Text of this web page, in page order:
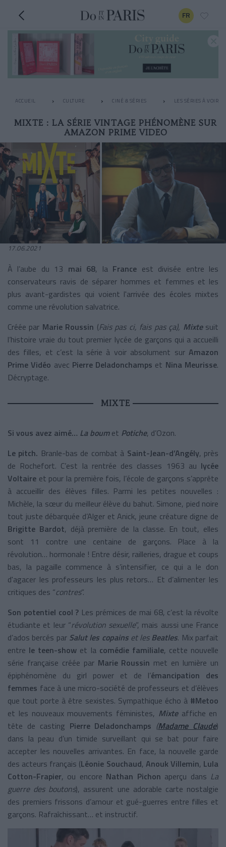
FR
ACCUEIL CULTURE CINÉ & SÉRIES LES SÉRIES À VOIR
MIXTE : LA SÉRIE VINTAGE PHÉNOMÈNE SUR
AMAZON PRIME VIDEO
17.06.2021
À l’aube du 13 mai 68, la France est divisée entre les
conservateurs ravis de séparer hommes et femmes et les
plus avant-gardistes qui voient l'arrivée des écoles mixtes
comme une révolution salvatrice.
Créée par Marie Roussin (Fais pas ci, fais pas ça), Mixte suit
l’histoire vraie du tout premier lycée de garçons qui a accueilli
des filles, et c’est la série à voir absolument sur Amazon
Prime Vidéo avec Pierre Deladonchamps et Nina Meurisse.
Décryptage.
MIXTE
Si vous avez aimé… La boumet Potiche, d’Ozon.
Le pitch. Branle-bas de combat à Saint-Jean-d’Angély, près
de Rochefort. C’est la rentrée des classes 1963 au lycée
Voltaire et pour la première fois, l’école de garçons s’apprête
à accueillir des élèves filles. Parmi les petites nouvelles :
Michèle, la sœur du meilleur élève du bahut. Simone, pied noire
tout juste débarquée d’Alger et Anick, jeune créature digne de
Brigitte Bardot, déjà première de la classe. En tout, elles
sont 11 contre une centaine de garçons. Place à la
révolution… hormonale ! Entre désir, railleries, drague et coups
bas, la pagaille commence à s’intensifier, ce qui a le don
d'agacer les professeurs les plus retors… Et d’alimenter les
critiques des “contres”.
Son potentiel cool ? Les prémices de mai 68, c’est la révolte
étudiante et leur “révolution sexuelle”, mais aussi une France
d’ados bercés par Salut les copainset lesBeatles. Mix parfait
entre le teen-show et la comédie familiale, cette nouvelle
série française créée par Marie Roussin met en lumière un
épiphénomène du girl power et de l’émancipation des
femmes face à une micro-société de professeurs et d’élèves
que tout porte à être sexistes. Sympathique écho à#Metoo
et les nouveaux mouvements féministes, Mixte affiche en
tête de casting Pierre Deladonchamps (Madame Claude)
dans la peau d’un timide surveillant qui se bat pour faire
accepter les nouvelles arrivantes. En face, la nouvelle garde
des acteurs français (Léonie Souchaud, Anouk Villemin, Lula
Cotton-Frapier, ou encore Nathan Pichon aperçu dans La
guerre des boutons), assurent une adorable carte nostalgie
des premiers frissons d’amour et gué-guerres entre filles et
garçons. Rafraîchissant… et instructif.